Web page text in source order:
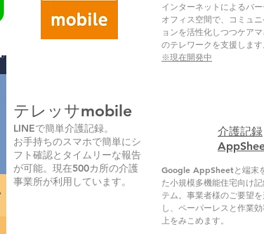
​テレッサmobile
LINEで簡単介護記録。
お手持ちのスマホで簡単にシ
フト確認とタイムリーな報告
が可能。現在500カ所の介護
事業所が利用しています。
インターネットによるバ
オフィス空間で、コミュ
ョンを活性化しつつケア
のテレワークを支援します
※現在開発中
介護記録
Google AppSheetと端末
た小規模多機能住宅向け記
テム。事業者様のご要望
し、 ペーパーレスと作業効
上をみこめます。